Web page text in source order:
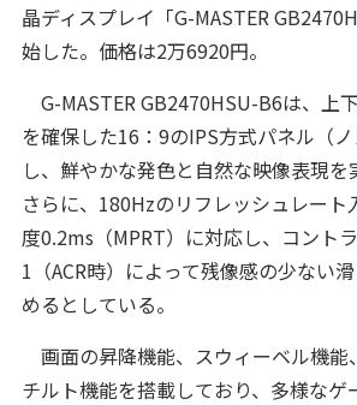
晶ディスプレイ「G-MASTER
始した。価格は2万6920円。
G-MASTER GB2470HSU-B6は、上
を確保した16：9のIPS方式パネル（
し、鮮やかな発色と自然な映像表現を
さらに、180Hzのリフレッシュレート
度0.2ms（MPRT）に対応し、コント
1（ACR時）によって残像感の少ない
めるとしている。
画面の昇降機能、スウィーベル機能
チルト機能を搭載しており、多様なゲ